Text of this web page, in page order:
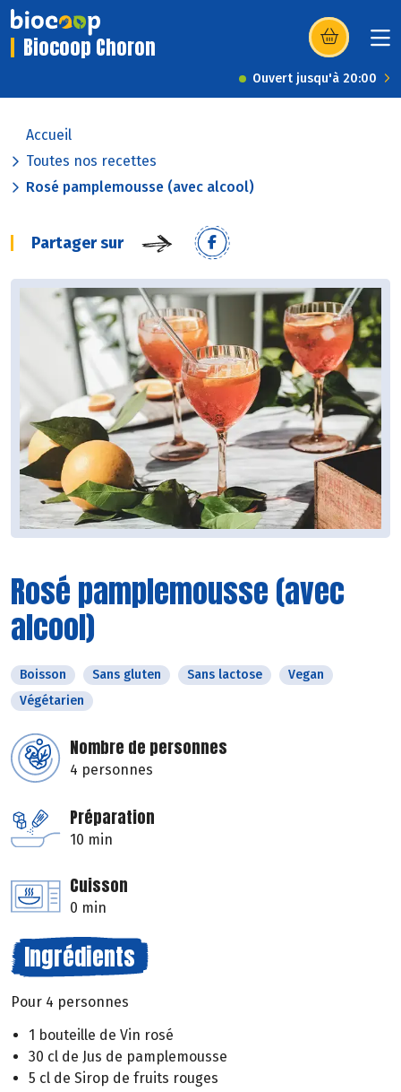
Biocoop Choron (s’ouvre dans
Ouvert jusqu'à 20:00
Accueil
Toutes nos recettes
Rosé pamplemousse (avec alcool)
Partager sur
Rosé pamplemousse (avec
alcool)
Boisson Sans gluten Sans lactose
Vegan
Végétarien
Nombre de personnes
4 personnes
Préparation
10 min
Cuisson
0 min
Ingrédients
Pour 4 personnes
1 bouteille de Vin rosé
30 cl de Jus de pamplemousse
5 cl de Sirop de fruits rouges